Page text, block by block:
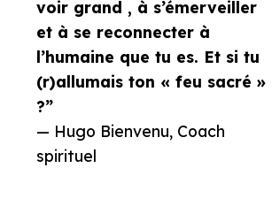
voir grand , à s’émerveiller
et à se reconnecter à
l’humaine que tu es. Et si tu
(r)allumais ton « feu sacré »
?”
— Hugo Bienvenu, Coach
spirituel